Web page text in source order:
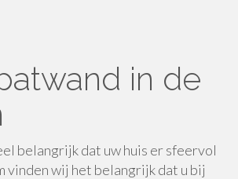
in de
belangrijk dat uw huis er sfeervol
vinden wij het belangrijk dat u bij